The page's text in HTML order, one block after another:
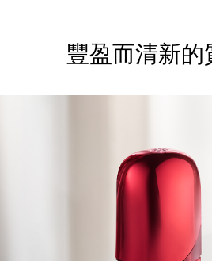
豐盈而清新的